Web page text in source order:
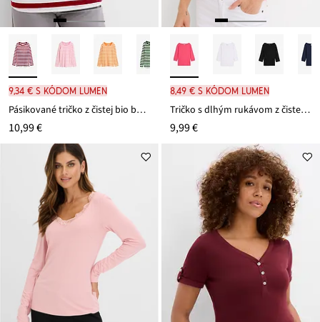
9,34 € s kódom LUMEN
Pásikované tričko z čistej bio bavlny
10,99 €
8,49 € s kódom LUMEN
Tričko s dlhým rukávom z čistej bio bavlny
9,99 €